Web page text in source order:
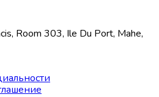
Room 303, Ile Du Port, Mahe,